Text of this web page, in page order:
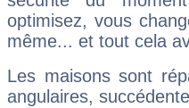
optimisez, vous
même... et tout cela
Les maisons sont
angulaires,